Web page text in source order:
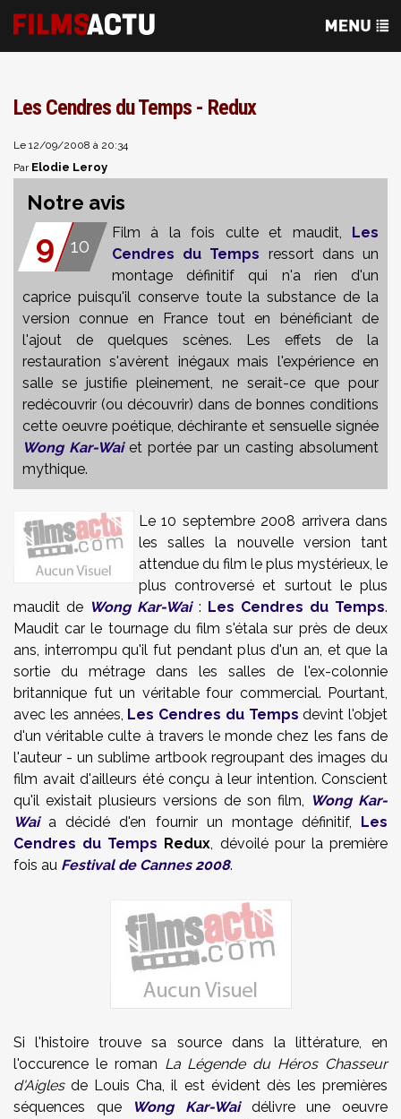
Les Cendres du Temps - Redux
Le 12/09/2008 à 20:34
Par Elodie Leroy
Notre avis
9 10
Film à la fois culte et maudit, Les
Cendres du Temps ressort dans un
montage définitif qui n'a rien d'un
caprice puisqu'il conserve toute la substance de la
version connue en France tout en bénéficiant de
l'ajout de quelques scènes. Les effets de la
restauration s'avèrent inégaux mais l'expérience en
salle se justifie pleinement, ne serait-ce que pour
redécouvrir (ou découvrir) dans de bonnes conditions
cette oeuvre poétique, déchirante et sensuelle signée
Wong Kar-Waiet portée par un casting absolument
mythique.
Le 10 septembre 2008 arrivera dans
les salles la nouvelle version tant
attendue du film le plus mystérieux, le
plus controversé et surtout le plus
maudit de Wong Kar-Wai: Les Cendres du Temps.
Maudit car le tournage du film s'étala sur près de deux
ans, interrompu qu'il fut pendant plus d'un an, et que la
sortie du métrage dans les salles de l'ex-colonnie
britannique fut un véritable four commercial. Pourtant,
avec les années, Les Cendres du Temps devint l'objet
d'un véritable culte à travers le monde chez les fans de
l'auteur - un sublime artbook regroupant des images du
film avait d'ailleurs été conçu à leur intention. Conscient
qu'il existait plusieurs versions de son film, Wong Kar-
Waia décidé d'en fournir un montage définitif, Les
Cendres du Temps Redux, dévoilé pour la première
fois au Festival de Cannes 2008.
Si l'histoire trouve sa source dans la littérature, en
l'occurence le roman La Légende du Héros Chasseur
d'Aiglesde Louis Cha, il est évident dès les premières
séquences que
Wong Kar-Waidélivre une oeuvre